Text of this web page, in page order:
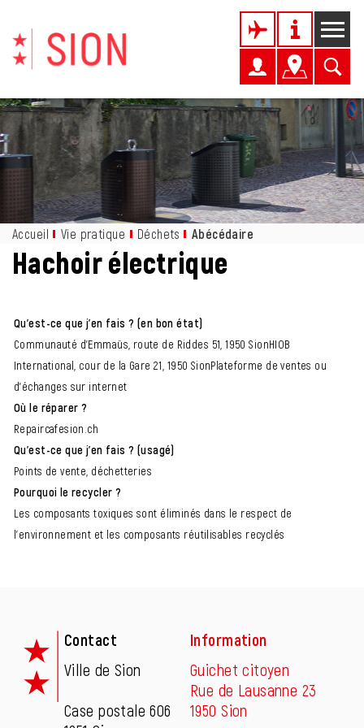
Kopfzeile
Inhalt
Accueil Vie pratique Déchets Abécédaire
Hachoir électrique
Qu'est-ce que j'en fais ? (en bon état)
Communauté d'Emmaüs, route de Riddes 51, 1950 SionHIOB
International, cour de la Gare 21, 1950 SionPlateforme de ventes ou
d'échanges sur internet
Où le réparer ?
Repaircafesion.ch
Qu'est-ce que j'en fais ? (usagé)
Points de vente, déchetteries
Pourquoi le recycler ?
Les composants toxiques sont éliminés dans le respect de
l'environnement et les composants réutilisables recyclés
Contact
Ville de Sion
Case postale 606
Information
Guichet citoyen
Rue de Lausanne 23
1950 Sion